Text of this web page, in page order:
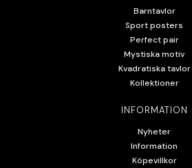
Barntavlor
Sport posters
Perfect pair
Mystiska motiv
Kvadratiska tavlor
Kollektioner
INFORMATION
Nyheter
Information
Köpevillkor